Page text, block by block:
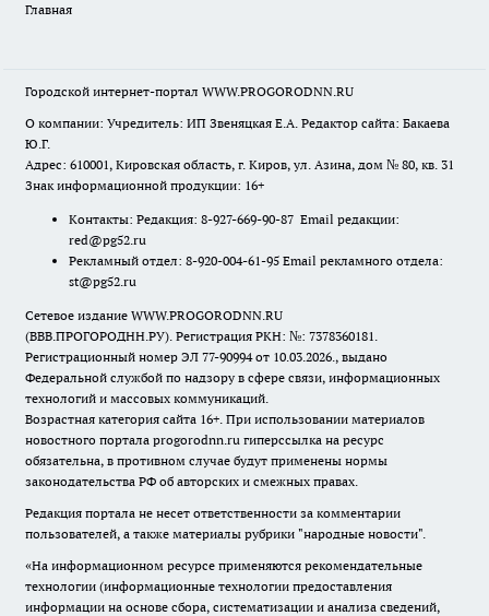
Главная
Городской интернет-портал WWW.PROGORODNN.RU
О компании: Учредитель: ИП Звеняцкая Е.А. Редактор сайта: Бакаева
Ю.Г.
Адрес: 610001, Кировская область, г. Киров, ул. Азина, дом № 80, кв. 31
Знак информационной продукции: 16+
Контакты: Редакция: 8-927-669-90-87 Email редакции:
red@pg52.ru
Рекламный отдел: 8-920-004-61-95 Email рекламного отдела:
st@pg52.ru
Сетевое издание WWW.PROGORODNN.RU
(ВВВ.ПРОГОРОДНН.РУ). Регистрация РКН: №: 7378360181.
Регистрационный номер ЭЛ 77-90994 от 10.03.2026., выдано
Федеральной службой по надзору в сфере связи, информационных
технологий и массовых коммуникаций.
Возрастная категория сайта 16+. При использовании материалов
новостного портала progorodnn.ru гиперссылка на ресурс
обязательна, в противном случае будут применены нормы
законодательства РФ об авторских и смежных правах.
Редакция портала не несет ответственности за комментарии
пользователей, а также материалы рубрики "народные новости".
«На информационном ресурсе применяются рекомендательные
технологии (информационные технологии предоставления
информации на основе сбора, систематизации и анализа сведений,